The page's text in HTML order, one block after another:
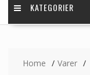
KATEGORIER
Home
Varer